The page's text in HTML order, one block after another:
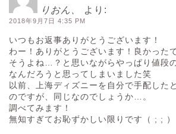
りおん、 より:
2018年9月7日 4:35 PM
いつもお返事ありがとうございます！
わー！ありがとうございます！良かった
そうよね…？と思いながらやっぱり値段
なんだろうと思ってしまいました笑
以前、上海ディズニーを自分で手配した
のですが、同じなのでしょうか…。
調べてみます！
無知すぎてお恥ずかしい限りです（ ; ; ）